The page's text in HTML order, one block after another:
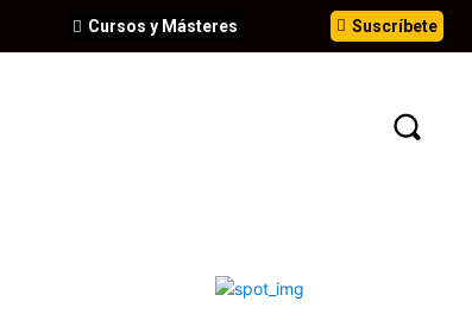
Suscríbete
Cursos y Másteres